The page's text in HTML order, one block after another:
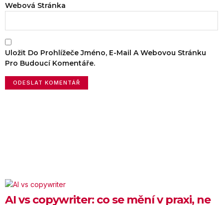
Webová Stránka
Uložit Do Prohlížeče Jméno, E-Mail A Webovou Stránku
Pro Budoucí Komentáře.
AI vs copywriter: co se mění v praxi, ne